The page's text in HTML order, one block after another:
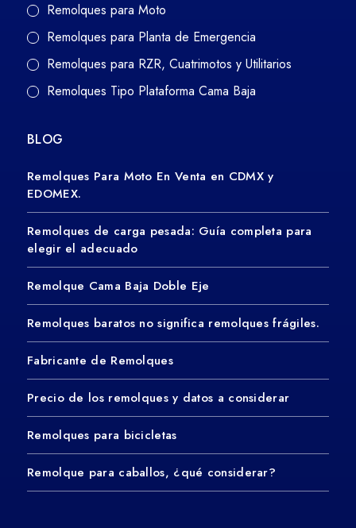
Remolques para Moto
Remolques para Planta de Emergencia
Remolques para RZR, Cuatrimotos y Utilitarios
Remolques Tipo Plataforma Cama Baja
BLOG
Remolques Para Moto En Venta en CDMX y
EDOMEX.
Remolques de carga pesada: Guía completa para
elegir el adecuado
Remolque Cama Baja Doble Eje
Remolques baratos no significa remolques frágiles.
Fabricante de Remolques
Precio de los remolques y datos a considerar
Remolques para bicicletas
Remolque para caballos, ¿qué considerar?